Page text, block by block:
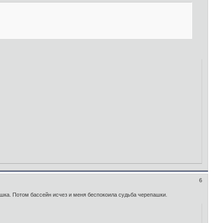
6
Потом бассейн исчез и меня беспокоила судьба черепашки.